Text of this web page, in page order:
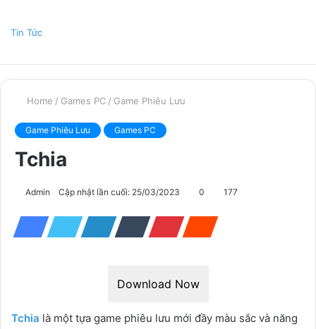
Tin Tức
Home / Games PC / Game Phiêu Lưu
Game Phiêu Lưu Games PC
Tchia
Admin Cập nhật lần cuối: 25/03/2023 0 177
Download Now
Tchia là một tựa game phiêu lưu mới đầy màu sắc và năng